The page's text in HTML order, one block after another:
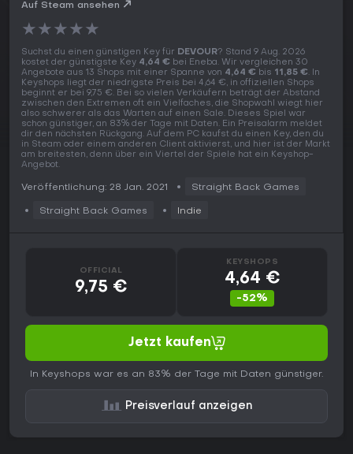
Auf Steam ansehen
★★★★★
Suchst du einen günstigen Key für DEVOUR? Stand 9 Aug. 2026
kostet der günstigste Key 4,64 € bei Eneba. Wir vergleichen 30
Angebote aus 13 Shops mit einer Spanne von 4,64 € bis 11,85 €. In
Keyshops liegt der niedrigste Preis bei 4,64 €, in offiziellen Shops
beginnt er bei 9,75 €. Bei so vielen Verkäufern beträgt der Abstand
zwischen den Extremen oft ein Vielfaches, die Shopwahl wiegt hier
also schwerer als das Warten auf einen Sale. Dieses Spiel war
schon günstiger, an 83% der Tage mit Daten. Ein Preisalarm meldet
dir den nächsten Rückgang. Auf dem PC kaufst du einen Key, den du
in Steam oder einem anderen Client aktivierst, und hier ist der Markt
am breitesten, denn über ein Viertel der Spiele hat ein Keyshop-
Angebot.
Veröffentlichung: 28 Jan. 2021 Straight Back Games
Straight Back Games Indie
OFFICIAL
9,75 €
KEYSHOPS
4,64 €
-52%
Jetzt kaufen
In Keyshops war es an 83% der Tage mit Daten günstiger.
Preisverlauf anzeigen